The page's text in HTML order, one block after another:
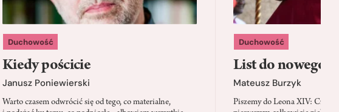
Duchowość
Kiedy pościcie
Janusz Poniewierski
Warto czasem odwrócić się od tego, co materialne,
Duchowość
List do nowego
Mateusz Burzyk
Piszemy do Leona XIV: Czy